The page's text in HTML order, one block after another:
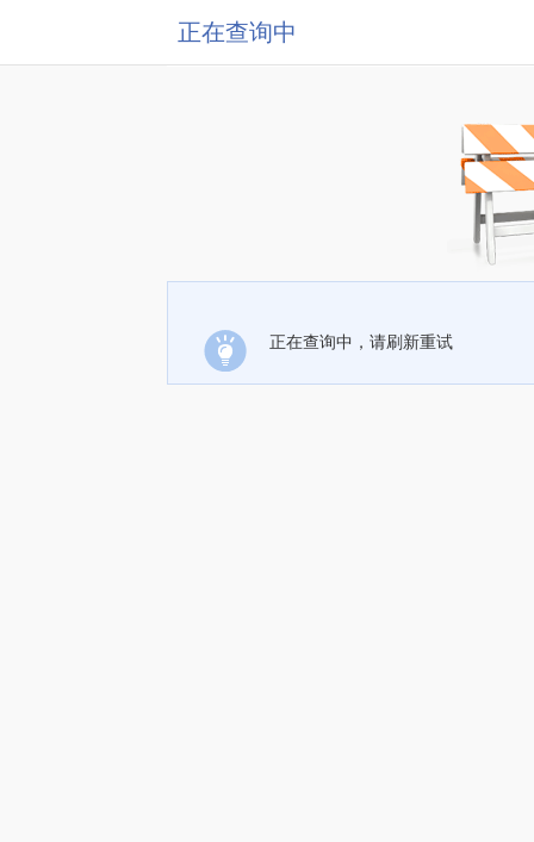
正在查询中
正在查询中，请刷新重试